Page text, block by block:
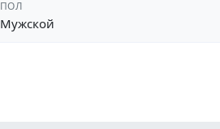
ПОЛ
Мужской